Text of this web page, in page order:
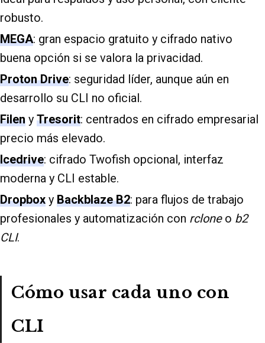
robusto.
MEGA: gran espacio gratuito y cifrado nativo
buena opción si se valora la privacidad.
Proton Drive: seguridad líder, aunque aún en
desarrollo su CLI no oficial.
Filen y Tresorit: centrados en cifrado empresarial
precio más elevado.
Icedrive: cifrado Twofish opcional, interfaz
moderna y CLI estable.
Dropbox y Backblaze B2: para flujos de trabajo
profesionales y automatización con rcloneo b2
CLI.
Cómo usar cada uno con
CLI